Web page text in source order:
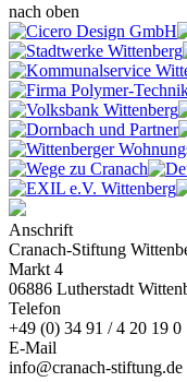
nach oben
Anschrift
Cranach-Stiftung
Markt 4
06886 Lutherstadt
Telefon
+49 (0) 34 91 / 4 20 19 0
E-Mail
info@cranach-stiftung.de